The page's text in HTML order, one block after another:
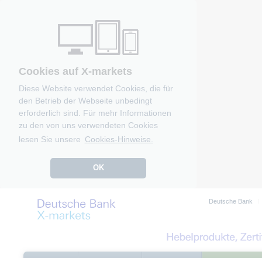
Cookies auf X-markets
Diese Website verwendet Cookies, die für
den Betrieb der Webseite unbedingt
erforderlich sind. Für mehr Informationen
zu den von uns verwendeten Cookies
lesen Sie unsere Cookies-Hinweise.
OK
Deutsche Bank